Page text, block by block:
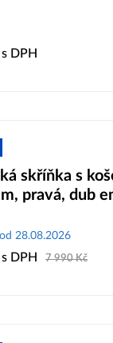
s DPH
skříňka s
pravá, dub
28.08.2026
s DPH 7 990Kč